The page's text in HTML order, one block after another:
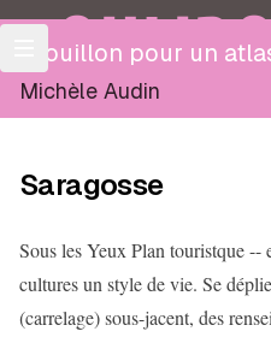
Brouillon pour un
Michèle Audin
Saragosse
Sous les Yeux Plan touristque --
cultures un style de vie. Se
(carrelage) sous-jacent, des